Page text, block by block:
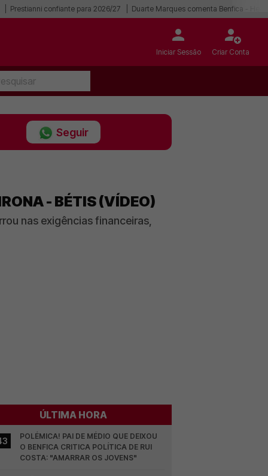
Prestianni confiante para 2026/27 Duarte Marques comenta Benfica -
Iniciar Sessão Criar Conta
Seguir
- BÉTIS (VÍDEO)
nas exigências financeiras,
ÚLTIMA HORA
POLÉMICA! PAI DE MÉDIO QUE DEIXOU
O BENFICA CRITICA POLÍTICA DE RUI
COSTA: "AMARRAR OS JOVENS"